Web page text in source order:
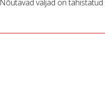
Nõutavad väljad on tähistatud